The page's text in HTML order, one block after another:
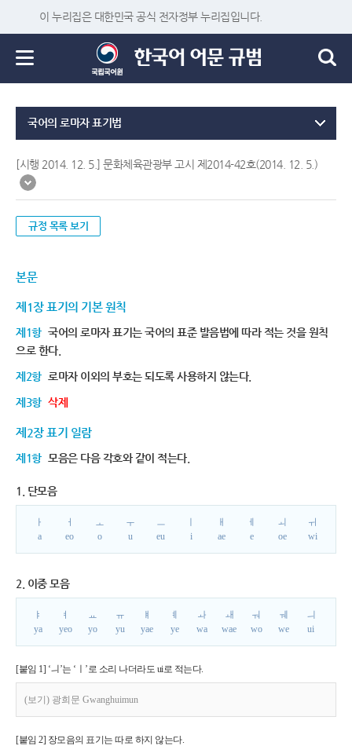
이 누리집은 대한민국 공식 전자정부 누리집입니다.
국어의 로마자 표기법
[시행 2014. 12. 5.] 문화체육관광부 고시 제2014-42호(2014. 12. 5.)
규정 목록 보기
본문
제1장 표기의 기본 원칙
제1항 국어의 로마자 표기는 국어의 표준 발음법에 따라 적는 것을 원칙
으로 한다.
제2항 로마자 이외의 부호는 되도록 사용하지 않는다.
제3항 삭제
제2장 표기 일람
제1항 모음은 다음 각호와 같이 적는다.
1. 단모음
ㅏ
a
ㅓ
eo
ㅗ
o
ㅜ
u
ㅡ
eu
i
ㅐ
ae
ㅔ
e
ㅚ
oe
ㅟ
wi
2. 이중 모음
ㅑ
ya
ㅕ
yeo
ㅛ
yo
ㅠ
yu
ㅒ
yae
ㅖ
ye
ㅘ
wa
ㅙ
wae
ㅝ
wo
ㅞ
we
ㅢ
ui
[붙임 1] ‘ㅢ’는 ‘ㅣ’로 소리 나더라도 ui로 적는다.
(보기) 광희문 Gwanghuimun
[붙임 2] 장모음의 표기는 따로 하지 않는다.